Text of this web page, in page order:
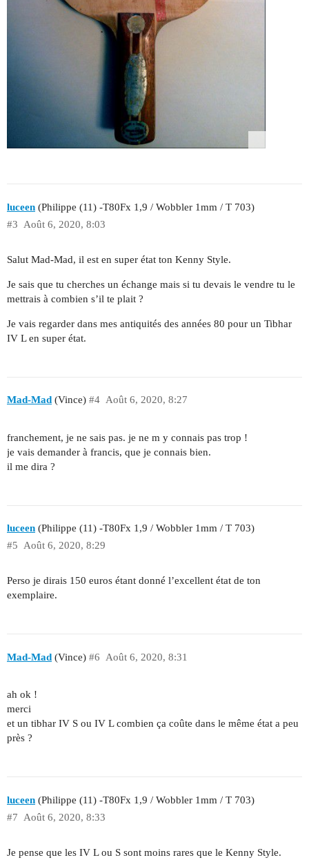
luceen (Philippe (11) -T80Fx 1,9 / Wobbler 1mm / T 703)
Août 6, 2020, 8:03
#3
Salut Mad-Mad, il est en super état ton Kenny Style.
Je sais que tu cherches un échange mais si tu devais le vendre tu le
mettrais à combien s’il te plait ?
Je vais regarder dans mes antiquités des années 80 pour un Tibhar
IV L en super état.
Mad-Mad (Vince) Août 6, 2020, 8:27
#4
franchement, je ne sais pas. je ne m y connais pas trop !
je vais demander à francis, que je connais bien.
il me dira ?
luceen (Philippe (11) -T80Fx 1,9 / Wobbler 1mm / T 703)
Août 6, 2020, 8:29
#5
Perso je dirais 150 euros étant donné l’excellent état de ton
exemplaire.
Mad-Mad (Vince) Août 6, 2020, 8:31
#6
ah ok !
merci
et un tibhar IV S ou IV L combien ça coûte dans le même état a peu
près ?
luceen (Philippe (11) -T80Fx 1,9 / Wobbler 1mm / T 703)
Août 6, 2020, 8:33
#7
Je pense que les IV L ou S sont moins rares que le Kenny Style.